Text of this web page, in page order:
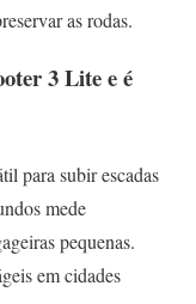
as rodas.
3 Lite e é
para subir escadas
mede
pequenas.
em cidades